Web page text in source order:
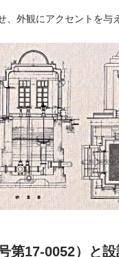
外観にアクセントを与
第17-0052）と